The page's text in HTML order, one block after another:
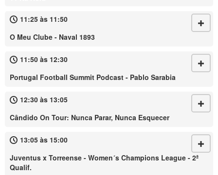
11:25 às 11:50
O Meu Clube - Naval 1893
11:50 às 12:30
Portugal Football Summit Podcast - Pablo Sarabia
12:30 às 13:05
Cândido On Tour: Nunca Parar, Nunca Esquecer
13:05 às 15:00
Juventus x Torreense - Women´s Champions League - 2ª
Qualif.